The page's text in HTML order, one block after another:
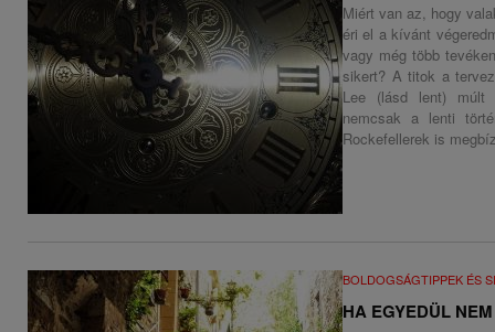
Miért van az, hogy
éri el a kívánt
vagy még több
sikert? A titok a
Lee (lásd lent) múlt
nemcsak a lenti
Rockefellerek is
BOLDOGSÁGTIPPEK ÉS
HA EGYEDÜL